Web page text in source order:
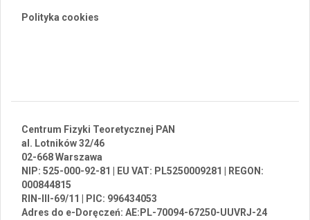
Polityka cookies
Centrum Fizyki Teoretycznej PAN
al. Lotników 32/46
02-668 Warszawa
NIP: 525-000-92-81 | EU VAT: PL5250009281 | REGON:
000844815
RIN-III-69/11 | PIC: 996434053
Adres do e-Doręczeń: AE:PL-70094-67250-UUVRJ-24